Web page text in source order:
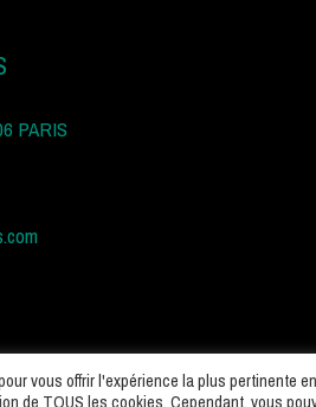
PARIS
vous offrir l'expérience la plus pertinente
de TOUS les cookies. Cependant, vous